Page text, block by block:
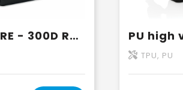
SINGAPORE - 300D RPET laptop rugzak
TPU, PU